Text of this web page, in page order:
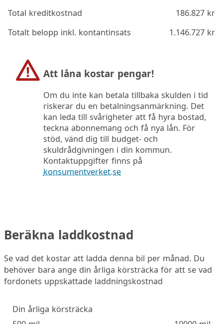
Total kreditkostnad
186.827kr
Totalt belopp inkl. kontantinsats
1.146.727kr
Att låna kostar pengar!
Om du inte kan betala tillbaka skulden i tid
riskerar du en betalningsanmärkning. Det
kan leda till svårigheter att få hyra bostad,
teckna abonnemang och få nya lån. För
stöd, vänd dig till budget- och
skuldrådgivningen i din kommun.
Kontaktuppgifter finns på
konsumentverket.se
Beräkna laddkostnad
Se vad det kostar att ladda denna bil per månad. Du
behöver bara ange din årliga körsträcka för att se vad
fordonets uppskattade laddningskostnad
Din årliga körsträcka